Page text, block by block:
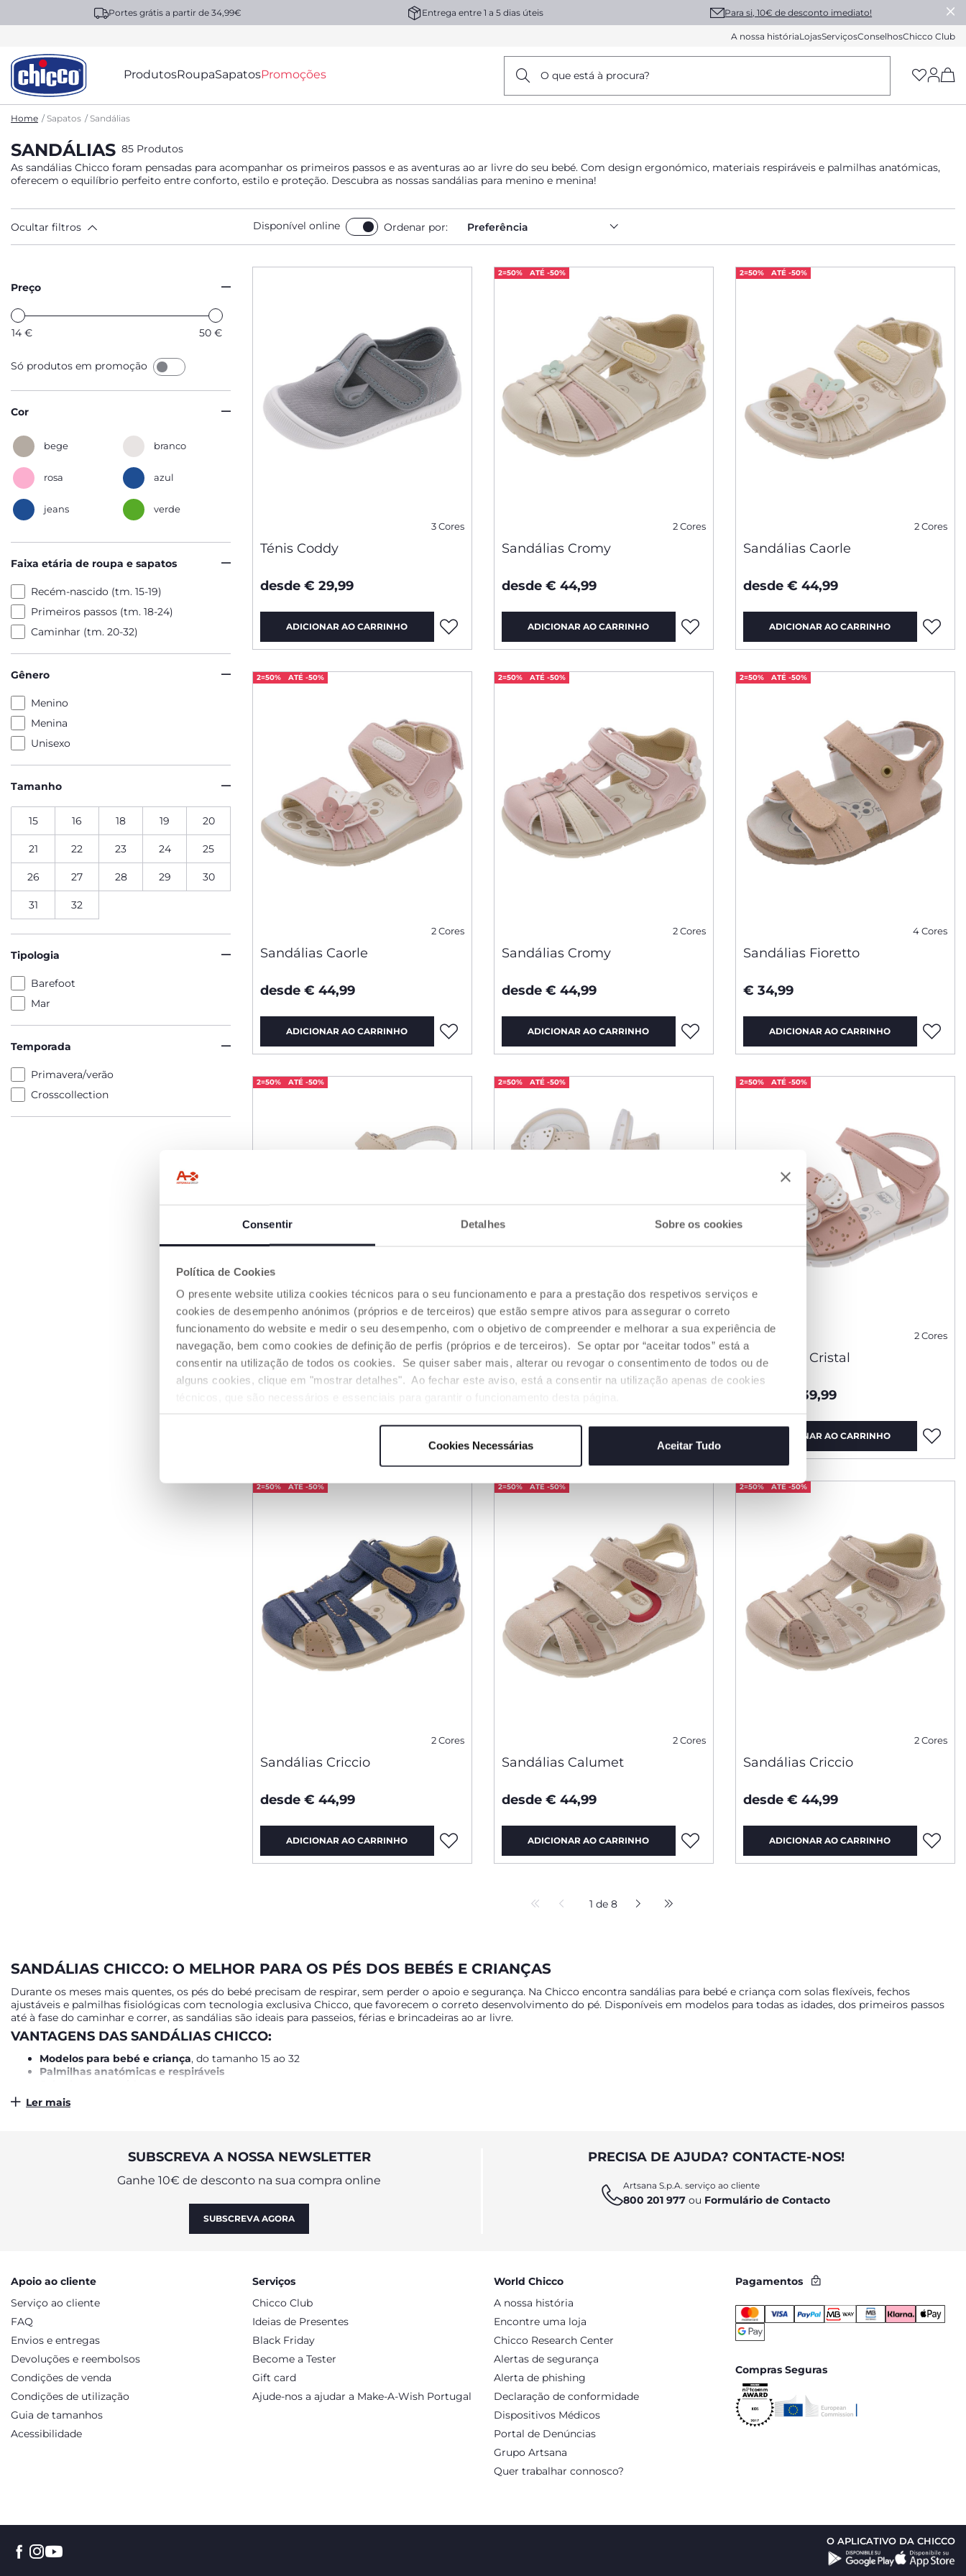
Consentir Detalhes Sobre os cookies
Política de Cookies
O presente website utiliza cookies técnicos para o seu funcionamento e para a prestação dos respetivos serviços e
cookies de desempenho anónimos (próprios e de terceiros) que estão sempre ativos para assegurar o correto
funcionamento do website e medir o seu desempenho, com o objetivo de compreender e melhorar a sua experiência de
navegação, bem como cookies de definição de perfis (próprios e de terceiros). Se optar por “aceitar todos” está a
consentir na utilização de todos os cookies. Se quiser saber mais, alterar ou revogar o consentimento de todos ou de
alguns cookies, clique em "mostrar detalhes". Ao fechar este aviso, está a consentir na utilização apenas de cookies
Cookies Necessárias Aceitar Tudo
Portes grátis a partir de 34,99€ Entrega entre 1 a 5 dias úteis Para si, 10€ de desconto imediato!
A nossa históriaLojasServiçosConselhosChicco Club
ProdutosRoupaSapatosPromoções O que está à procura?
Home Sapatos Sandálias
SANDÁLIAS 85 Produtos
As sandálias Chicco foram pensadas para acompanhar os primeiros passos e as aventuras ao ar livre do seu bebé. Com design ergonómico, materiais respiráveis e palmilhas anatómicas,
oferecem o equilíbrio perfeito entre conforto, estilo e proteção. Descubra as nossas sandálias para menino e menina!
Ocultar filtros Disponível online Ordenar por: Preferência
Preço
14 € 50 €
Só produtos em promoção
Cor
bege branco
rosa azul
jeans verde
Faixa etária de roupa e sapatos
Recém-nascido (tm. 15-19)
Primeiros passos (tm. 18-24)
Caminhar (tm. 20-32)
Gênero
Menino
Menina
Unisexo
Tamanho
15 16 18 19 20
21 22 23 24 25
26 27 28 29 30
31 32
Tipologia
Barefoot
Mar
Temporada
Primavera/verão
Crosscollection
3 Cores
Ténis Coddy
desde € 29,99
ADICIONAR AO CARRINHO
2=50% ATÉ -50%
2 Cores
Sandálias Cromy
desde € 44,99
ADICIONAR AO CARRINHO
2=50% ATÉ -50%
2 Cores
Sandálias Caorle
desde € 44,99
ADICIONAR AO CARRINHO
2=50% ATÉ -50%
2 Cores
Sandálias Caorle
desde € 44,99
ADICIONAR AO CARRINHO
2=50% ATÉ -50%
2 Cores
Sandálias Cromy
desde € 44,99
ADICIONAR AO CARRINHO
2=50% ATÉ -50%
4 Cores
Sandálias Fioretto
€ 34,99
ADICIONAR AO CARRINHO
2=50% ATÉ -50%
Sandálias Cartel
2=50% ATÉ -50%
2 Cores
Sandálias Cristal
2=50% ATÉ -50%
2 Cores
Sandálias Cristal
desde € 39,99
ADICIONAR AO CARRINHO
2=50% ATÉ -50%
2 Cores
Sandálias Criccio
desde € 44,99
ADICIONAR AO CARRINHO
2=50% ATÉ -50%
2 Cores
Sandálias Calumet
desde € 44,99
ADICIONAR AO CARRINHO
2=50% ATÉ -50%
2 Cores
Sandálias Criccio
desde € 44,99
ADICIONAR AO CARRINHO
1 de 8
SANDÁLIAS CHICCO: O MELHOR PARA OS PÉS DOS BEBÉS E CRIANÇAS
Durante os meses mais quentes, os pés do bebé precisam de respirar, sem perder o apoio e segurança. Na Chicco encontra sandálias para bebé e criança com solas flexíveis, fechos
ajustáveis e palmilhas fisiológicas com tecnologia exclusiva Chicco, que favorecem o correto desenvolvimento do pé. Disponíveis em modelos para todas as idades, dos primeiros passos
até à fase do caminhar e correr, as sandálias são ideais para passeios, férias e brincadeiras ao ar livre.
VANTAGENS DAS SANDÁLIAS CHICCO:
Modelos para bebé e criança, do tamanho 15 ao 32
Palmilhas anatómicas e respiráveis
Fechos ajustáveis com adesivo ou fivela
A partir de que idade o bebé pode usar sandálias?
As sandálias Chicco são seguras para aprender a andar?
palmilha Fisiológica Chicco , desenvolvida para favorecer o correto apoio plantar, comapoio do arcoeponto de estimulação do equilíbrio
Qual o melhor tipo de fecho para bebés?
são práticos e permitem um ajuste mais preciso ao pé da criança. Também existem opções com
Como escolher o tamanho certo?
Na página de cada produto encontra o guia de tamanhos Chicco. É essencial medir o pé do bebé regularmente e optar por calçado que permita
movimento natural sem apertar
Ler mais
SUBSCREVA A NOSSA NEWSLETTER
Ganhe 10€ de desconto na sua compra online
SUBSCREVA AGORA
PRECISA DE AJUDA? CONTACTE-NOS!
Artsana S.p.A. serviço ao cliente
800 201 977ou Formulário de Contacto
Apoio ao cliente
Serviço ao cliente
FAQ
Envios e entregas
Devoluções e reembolsos
Condições de venda
Condições de utilização
Guia de tamanhos
Acessibilidade
Serviços
Chicco Club
Ideias de Presentes
Black Friday
Become a Tester
Gift card
Ajude-nos a ajudar a Make-A-Wish Portugal
World Chicco
A nossa história
Encontre uma loja
Chicco Research Center
Alertas de segurança
Alerta de phishing
Declaração de conformidade
Dispositivos Médicos
Portal de Denúncias
Grupo Artsana
Quer trabalhar connosco?
Pagamentos
Compras Seguras
O APLICATIVO DA CHICCO